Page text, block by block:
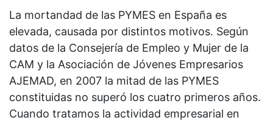
La mortandad de las PYMES en España es
elevada, causada por distintos motivos. Según
datos de la Consejería de Empleo y Mujer de la
CAM y la Asociación de Jóvenes Empresarios
AJEMAD, en 2007 la mitad de las PYMES
constituidas no superó los cuatro primeros años.
Cuando tratamos la actividad empresarial en